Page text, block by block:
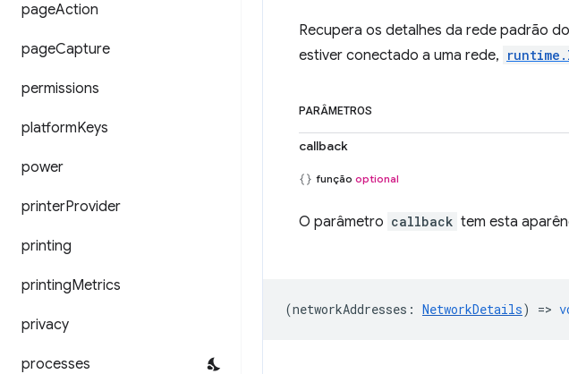
pageAction
pageCapture
permissions
platformKeys
power
printerProvider
printing
printingMetrics
privacy
processes
Recupera os detalhes da rede padrão
estiver conectado a uma rede,
PARÂMETROS
callback
função optional
O parâmetro callback tem esta
(networkAddresses : NetworkDetails) =>